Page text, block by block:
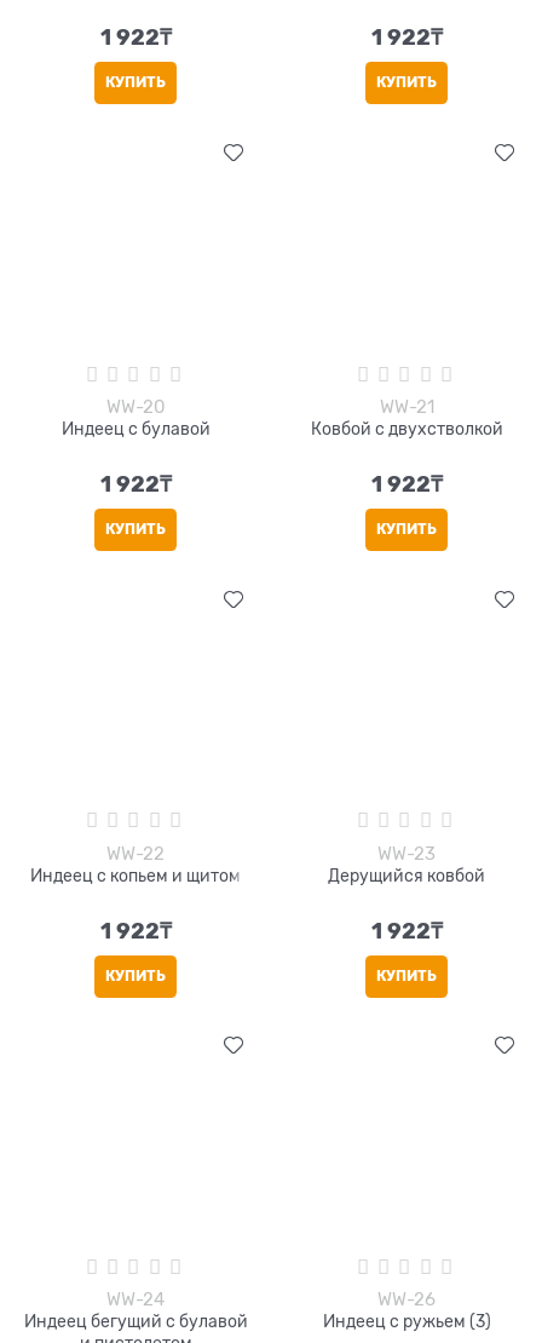
1 922₸
КУПИТЬ
1 922₸
КУПИТЬ
WW-20
Индеец с булавой
1 922₸
КУПИТЬ
WW-21
Ковбой с двухстволкой
1 922₸
КУПИТЬ
WW-22
Индеец с копьем и щитом
1 922₸
КУПИТЬ
WW-23
Дерущийся ковбой
1 922₸
КУПИТЬ
WW-24
Индеец бегущий с булавой
WW-26
Индеец с ружьем (3)